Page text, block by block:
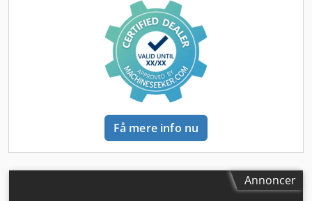
Få mere info nu
Annoncer